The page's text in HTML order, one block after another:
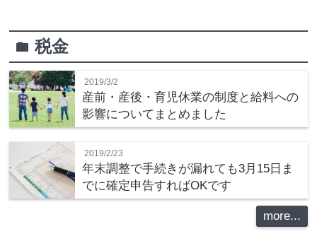
folder税金
2019/3/2
産前・産後・育児休業の制度と給料への
影響についてまとめました
2019/2/23
年末調整で手続きが漏れても3月15日ま
でに確定申告すればOKです
more...